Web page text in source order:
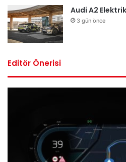
Audi A2
3 gün önce
Editör Önerisi